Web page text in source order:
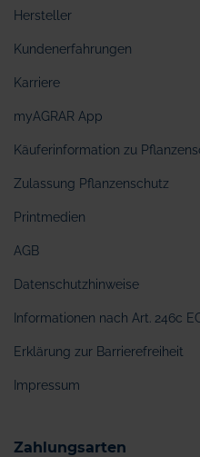
Hersteller
Kundenerfahrungen
Karriere
myAGRAR App
Käuferinformation zu
Zulassung Pflanzenschutz
Printmedien
AGB
Datenschutzhinweise
Informationen nach Art. 246c
Erklärung zur Barrierefreiheit
Impressum
Zahlungsarten